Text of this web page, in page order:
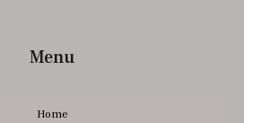
Menu
Home